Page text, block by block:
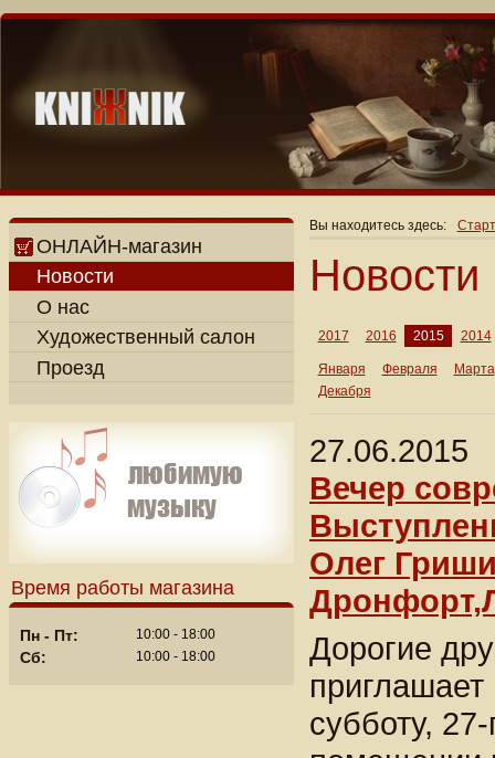
ОНЛАЙН-магазин
Новости
О нас
Художественный салон
Проезд
Время работы магазина
Пн - Пт: 10:00 - 18:00
Сб: 10:00 - 18:00
Вы находитесь здесь:
Новости
2017 2016 2015 2014
Января Февраля
Марта
Декабря
27.06.2015
Вечер
Олег
Дорогие
субботу,